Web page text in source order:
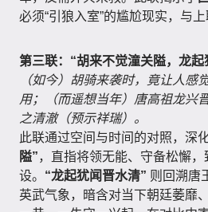
必须“引狼入室”的尴尬现实，与上
第三联：“胡来不觉潼关隘，龙起
（如今）胡骑来袭时，竟让人感
用；（而遥想当年）唐高祖龙兴
之清澈（预示祥瑞）。
此联通过空间与时间的对照，深化
隘”，直指将领无能、守备松懈
设。 “龙起犹闻晋水清” 则回溯唐
英武气象，暗含对当下朝廷萎靡